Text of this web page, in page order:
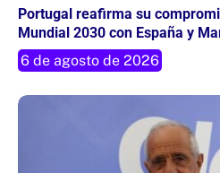
Portugal reafirma su
Mundial 2030 con España y
6 de agosto de 2026